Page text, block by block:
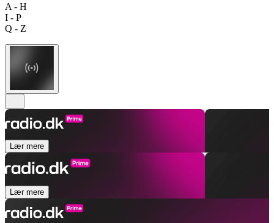
A - H
I - P
Q - Z
Lær mere
Lær mere